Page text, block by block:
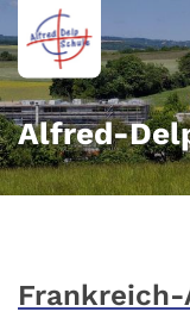
Zum Inhalt springen
Alfred-